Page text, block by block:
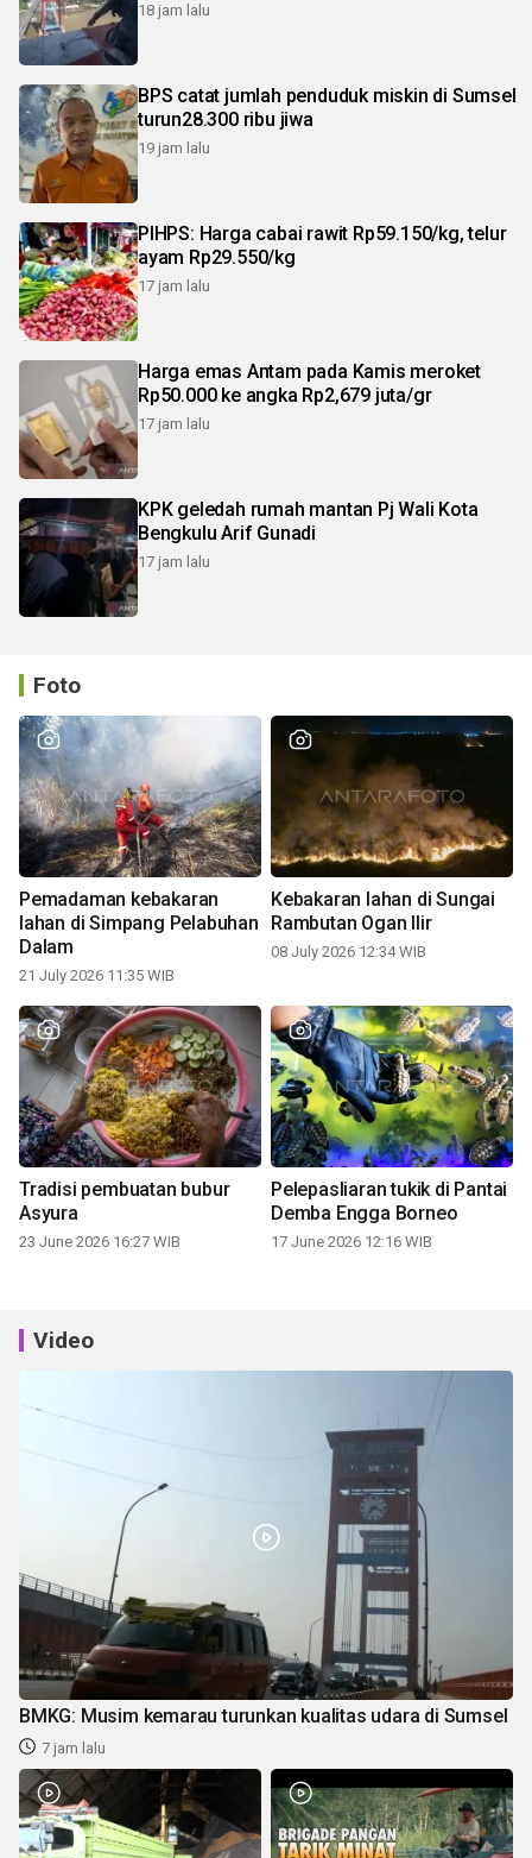
18 jam lalu
BPS catat jumlah penduduk miskin di Sumsel
turun28.300 ribu jiwa
19 jam lalu
PIHPS: Harga cabai rawit Rp59.150/kg, telur
ayam Rp29.550/kg
17 jam lalu
Harga emas Antam pada Kamis meroket
Rp50.000 ke angka Rp2,679 juta/gr
17 jam lalu
KPK geledah rumah mantan Pj Wali Kota
Bengkulu Arif Gunadi
17 jam lalu
Foto
Pemadaman kebakaran
lahan di Simpang Pelabuhan
Dalam
21 July 2026 11:35 WIB
Kebakaran lahan di Sungai
Rambutan Ogan Ilir
08 July 2026 12:34 WIB
Tradisi pembuatan bubur
Asyura
23 June 2026 16:27 WIB
Pelepasliaran tukik di Pantai
Demba Engga Borneo
17 June 2026 12:16 WIB
Video
BMKG: Musim kemarau turunkan kualitas udara di Sumsel
7 jam lalu